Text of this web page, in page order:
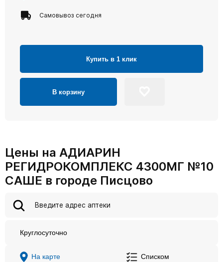
Самовывоз сегодня
Купить в 1 клик
В корзину
Цены на АДИАРИН
РЕГИДРОКОМПЛЕКС 4300МГ №10
САШЕ в городе Писцово
Круглосуточно
На карте Списком